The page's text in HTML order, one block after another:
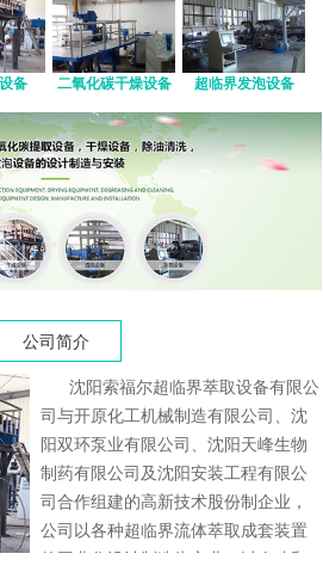
备 二氧化碳干燥设备 超临界发泡设备
公司简介
沈阳索福尔超临界萃取设备有限公
司与开原化工机械制造有限公司、沈
阳双环泵业有限公司、沈阳天峰生物
制药有限公司及沈阳安装工程有限公
司合作组建的高新技术股份制企业，
公司以各种超临界流体萃取成套装置